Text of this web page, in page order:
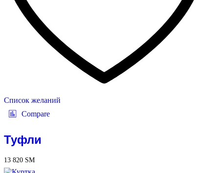
Список желаний
Compare
Туфли
13 820 ЅМ